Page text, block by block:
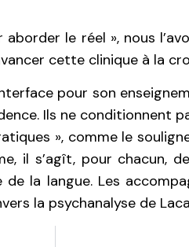
le réel », nous
cette clinique à la
pour son
Ils ne conditionnent
», comme le
il s’agît, pour
la langue. Les
la psychanalyse de